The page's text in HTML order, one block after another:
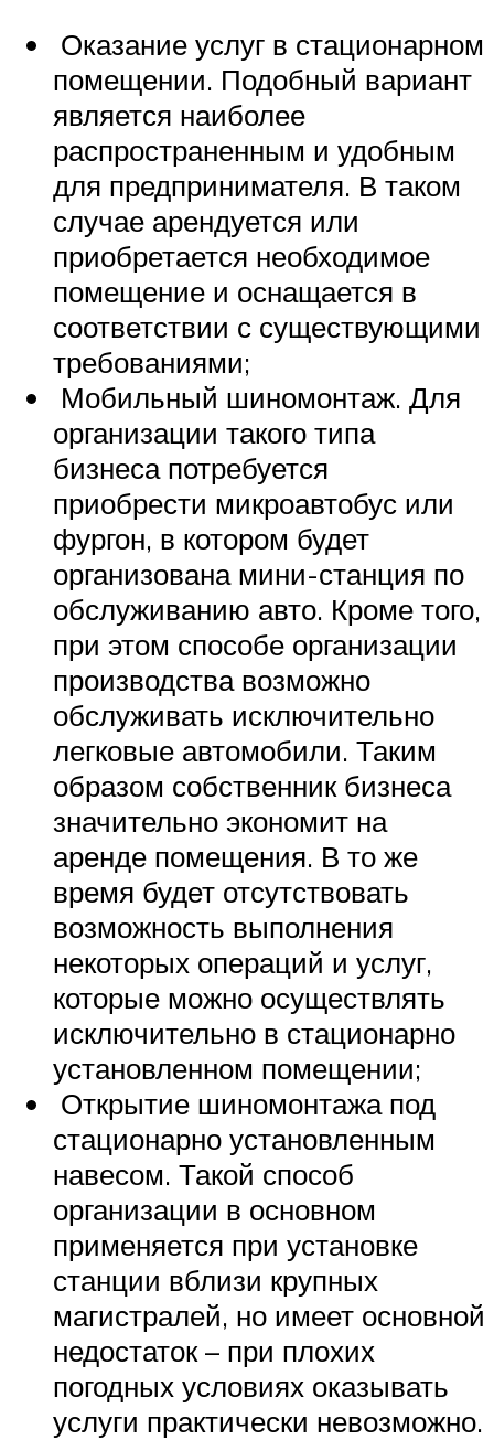
Оказание услуг в стационарном
помещении. Подобный вариант
является наиболее
распространенным и удобным
для предпринимателя. В таком
случае арендуется или
приобретается необходимое
помещение и оснащается в
соответствии с существующими
требованиями;
Мобильный шиномонтаж. Для
организации такого типа
бизнеса потребуется
приобрести микроавтобус или
фургон, в котором будет
организована мини-станция по
обслуживанию авто. Кроме того,
при этом способе организации
производства возможно
обслуживать исключительно
легковые автомобили. Таким
образом собственник бизнеса
значительно экономит на
аренде помещения. В то же
время будет отсутствовать
возможность выполнения
некоторых операций и услуг,
которые можно осуществлять
исключительно в стационарно
установленном помещении;
Открытие шиномонтажа под
стационарно установленным
навесом. Такой способ
организации в основном
применяется при установке
станции вблизи крупных
магистралей, но имеет основной
недостаток – при плохих
погодных условиях оказывать
услуги практически невозможно.